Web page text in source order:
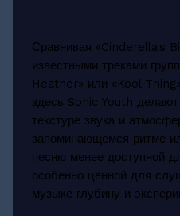
Сравнивая «Cinderella's
известными треками
Heather» или «Kool
здесь Sonic Youth
текстуре звука и
запоминающемся ритме
песню менее доступной
особенно ценной для
музыке глубину и